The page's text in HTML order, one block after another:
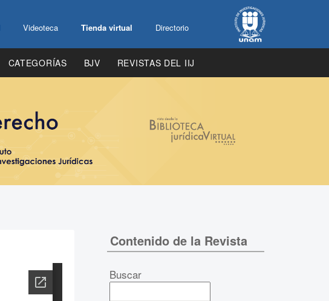
Videoteca Tienda virtual Directorio
CATEGORÍAS BJV REVISTAS DEL IIJ
Contenido de la Revista
Buscar